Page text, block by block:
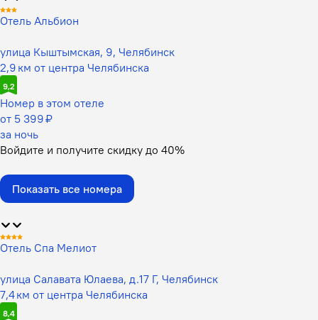
Отель Альбион
улица Кыштымская, 9, Челябинск
2,9 км от центра Челябинска
9,2
Номер в этом отеле
от 5 399 ₽
за ночь
Войдите и получите скидку до 40%
Показать все номера
Отель Спа Мелиот
улица Салавата Юлаева, д.17 Г, Челябинск
7,4 км от центра Челябинска
8,4